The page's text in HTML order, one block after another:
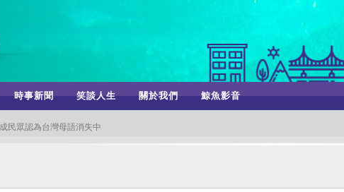
時事新聞 笑談人生 關於我們 鯨魚影音
民眾認為台灣母語消失中